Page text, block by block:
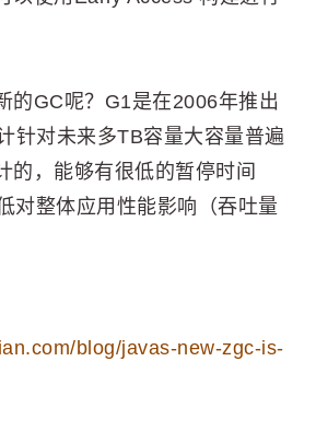
的GC呢？G1是在2006年推出
针对未来多TB容量大容量普遍
的，能够有很低的暂停时间
对整体应用性能影响（吞吐量
blog/javas-new-zgc-is-